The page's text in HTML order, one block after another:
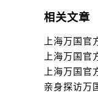
相关文章